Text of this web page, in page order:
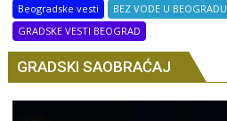
Beogradske vesti
BEZ VODE U BEOGRADU
GRADSKE VESTI BEOGRAD
GRADSKI SAOBRAĆAJ